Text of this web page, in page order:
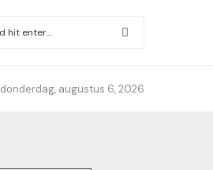
donderdag, augustus 6, 2026